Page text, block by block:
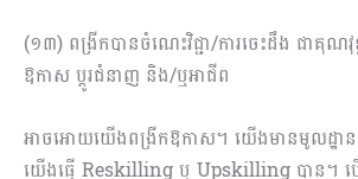
(១៣) ពង្រីកបាន​ចំណេះវិជ្ជា/ការចេះដឹង ជាគុ
ឱកាស ប្ដូរជំនាញ និង/ឬអាជីព
អាចអោយយើងពង្រីកឱកាស។ យើងមានមូលដ្ឋាន
យើងធ្វើ Reskilling ឬ Upskilling បាន។ បើ